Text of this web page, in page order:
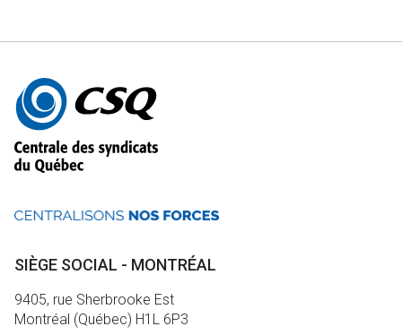
Autres
informations
SIÈGE SOCIAL - MONTRÉAL
9405, rue Sherbrooke Est
Montréal (Québec) H1L 6P3